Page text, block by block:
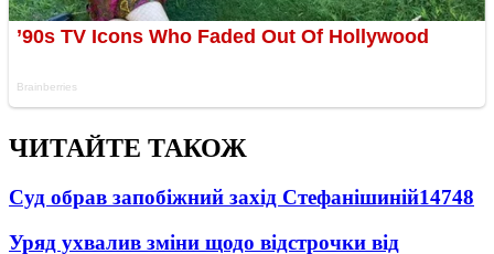
ЧИТАЙТЕ ТАКОЖ
Суд обрав запобіжний захід Стефанішиній14748
Уряд ухвалив зміни щодо відстрочки від